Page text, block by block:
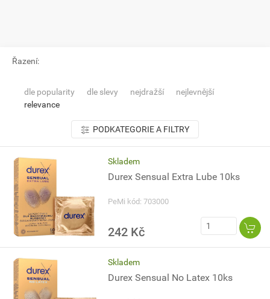
Řazení:
dle popularity dle slevy nejdražší
nejlevnější
relevance
PODKATEGORIE A FILTRY
Skladem
Durex Sensual Extra Lube 10ks
PeMi kód: 703000
242 Kč
Skladem
Durex Sensual No Latex 10ks